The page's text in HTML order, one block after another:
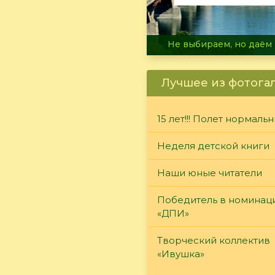
В огне не горит, в воде
Лучшее из
15 лет!!! Полет
Неделя детской книги
Наши юные читатели
Победитель в
«ДПИ»
Творческий коллектив
«Ивушка»